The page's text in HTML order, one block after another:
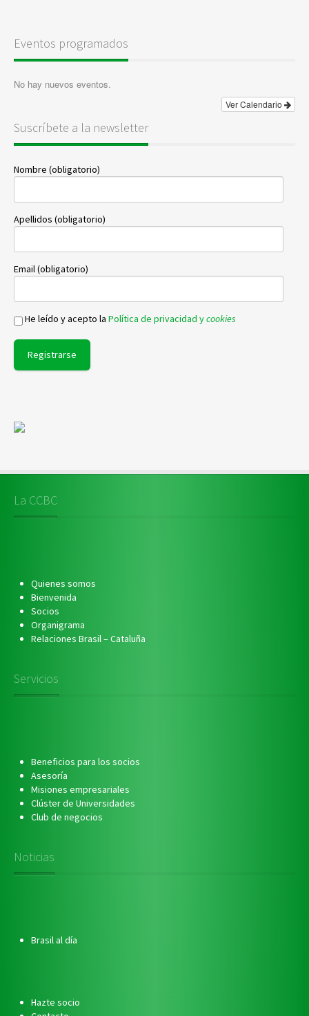
Eventos programados
No hay nuevos eventos.
Ver Calendario
Suscríbete a la newsletter
Nombre (obligatorio)
Apellidos (obligatorio)
Email (obligatorio)
He leído y acepto la Política de privacidad ycookies
La CCBC
Quienes somos
Bienvenida
Socios
Organigrama
Relaciones Brasil – Cataluña
Servicios
Beneficios para los socios
Asesoría
Misiones empresariales
Clúster de Universidades
Club de negocios
Noticias
Brasil al día
Hazte socio